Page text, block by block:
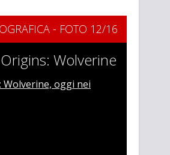
- FOTO 12/16
Wolverine
Wolverine, oggi nei